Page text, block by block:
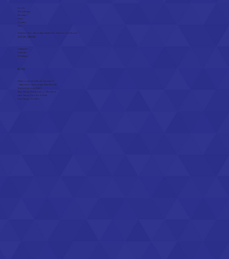
Home
Webdesign
Diensten
Over
Contact
FAQ
Actief inOlen ,Herentals ,Kasterlee ,Geelen Turnhout
SOCIAL MEDIA
Instagram
Linkedin
Whatsapp
BLOG
Waarom je website vernieuwen?
Haal meer uit Google Mijn Bedrijf.
Wat betekent de EAA?
Case Study: Out & Indoor Reclame
Case Study: Care Fur A Walk
Case Study: TC Olen